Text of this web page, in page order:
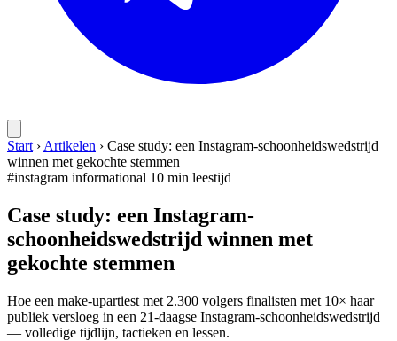
Start › Artikelen › Case study: een Instagram-schoonheidswedstrijd
winnen met gekochte stemmen
#instagram informational 10 min leestijd
Case study: een Instagram-
schoonheidswedstrijd winnen met
gekochte stemmen
Hoe een make-upartiest met 2.300 volgers finalisten met 10× haar
publiek versloeg in een 21-daagse Instagram-schoonheidswedstrijd
— volledige tijdlijn, tactieken en lessen.